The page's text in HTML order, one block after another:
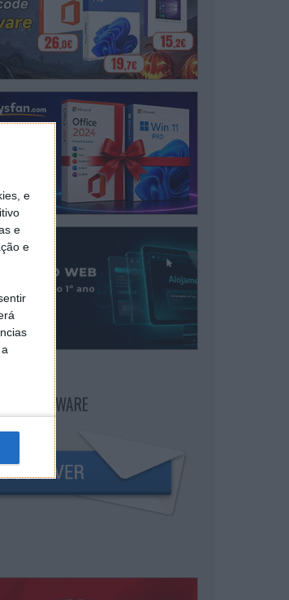
e
e
e
PPLWARE